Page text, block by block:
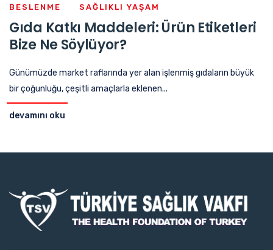
BESLENME SAĞLIKLI YAŞAM
Gıda Katkı Maddeleri: Ürün Etiketleri
Bize Ne Söylüyor?
Günümüzde market raflarında yer alan işlenmiş gıdaların büyük
bir çoğunluğu, çeşitli amaçlarla eklenen...
devamını oku